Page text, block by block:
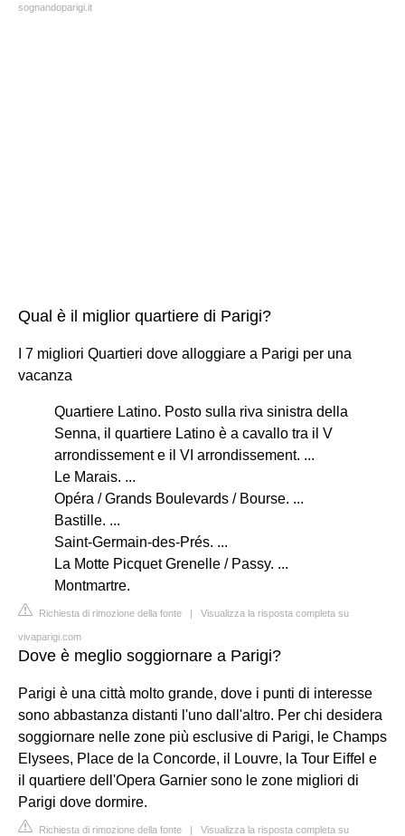
sognandoparigi.it
Qual è il miglior quartiere di Parigi?
I 7 migliori Quartieri dove alloggiare a Parigi per una
vacanza
Quartiere Latino. Posto sulla riva sinistra della
Senna, il quartiere Latino è a cavallo tra il V
arrondissement e il VI arrondissement. ...
Le Marais. ...
Opéra / Grands Boulevards / Bourse. ...
Bastille. ...
Saint-Germain-des-Prés. ...
La Motte Picquet Grenelle / Passy. ...
Montmartre.
Richiesta di rimozione della fonte | Visualizza la risposta completa su
vivaparigi.com
Dove è meglio soggiornare a Parigi?
Parigi è una città molto grande, dove i punti di interesse
sono abbastanza distanti l'uno dall'altro. Per chi desidera
soggiornare nelle zone più esclusive di Parigi, le Champs
Elysees, Place de la Concorde, il Louvre, la Tour Eiffel e
il quartiere dell'Opera Garnier sono le zone migliori di
Parigi dove dormire.
Richiesta di rimozione della fonte | Visualizza la risposta completa su